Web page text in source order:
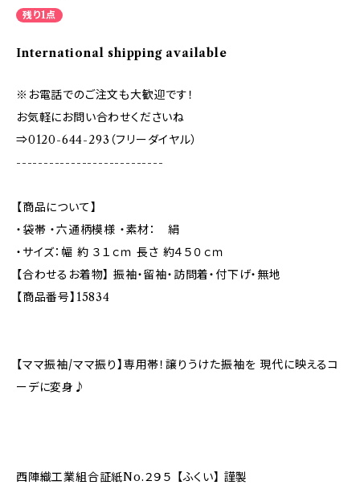
残り1点
International shipping available
※お電話でのご注文も大歓迎です！
お気軽にお問い合わせくださいね
⇒0120-644-293（フリーダイヤル）
---------------------------
【商品について】
・袋帯 ・六通柄模様 ・素材： 絹
・サイズ：幅 約 ３１ｃｍ 長さ 約４５０ｃｍ
【合わせるお着物】 振袖・留袖・訪問着・付下げ・無地
【商品番号】15834
【ママ振袖/ママ振り】専用帯！譲りうけた振袖を 現代に映えるコ
ーデに変身♪
西陣織工業組合証紙No.２９５ 【ふくい】 謹製